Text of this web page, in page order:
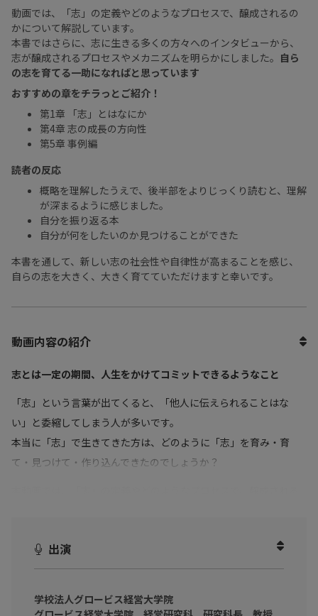
動画では、「志」の定義やどのようなプロセスで、醸成されるの
かについて解説しています。
本書ではさらに、志に生きる多くの方々へのインタビューから、
志が醸成されるプロセスやメカニズムを明らかにしました。 自ら
の志を育てる一助になればと思っています
おすすめの章をチラっとご紹介！
第1章 「志」とはなにか
第4章 志の成長の方向性
第5章 事例編
読者の反応
概略を理解したうえで、後半部をよりじっくり読むと、理解
が深まるように感じました。
自分を振り返る本
自分が何をしたいのか見つけることができた
本書を通して、新しい志の社会性や自律性が高まることを感じ、
自らの志を大きく、大きく育てていただけますと幸いです。
動画内容の紹介
志とは一定の期間、人生をかけてコミットできるようなこと
「志」という言葉が出てくると、「他人に伝えられることはな
い」と委縮してしまう人が多いです。
本当に「志」で生きてきた方は、どのように「志」を育み・育
て・見つけて・作り込んできたのでしょうか？
自分はどこに向かって生きていくのか？自分は何がしたいのかに
ーソンに向けて、志とは？どのようにして育むのか、育んだ努力
出演
学校法人グロービス経営大学院